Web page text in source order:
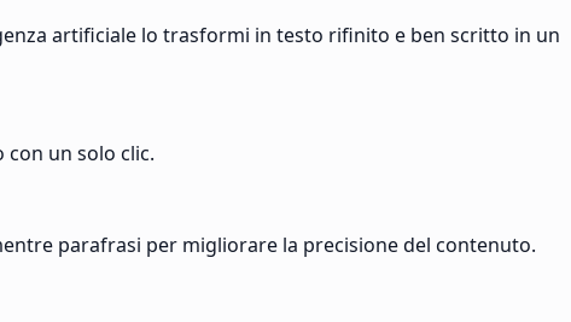
artificiale lo trasformi in testo rifinito e ben scritto in un
un solo clic.
parafrasi per migliorare la precisione del contenuto.